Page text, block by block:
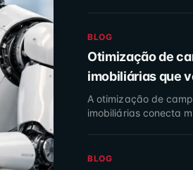
de vendas hoje.
BLOG
Otimização de
imobiliárias que
A otimização de
imobiliárias conecta
vender mais imóveis
BLOG